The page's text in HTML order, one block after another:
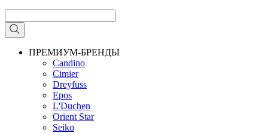
ПРЕМИУМ-БРЕНДЫ
Candino
Cimier
Dreyfuss
Epos
L'Duchen
Orient Star
Seiko